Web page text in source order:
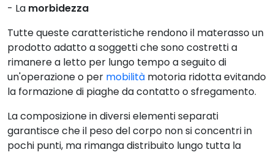
- La morbidezza
Tutte queste caratteristiche rendono il materasso un
prodotto adatto a soggetti che sono costretti a
rimanere a letto per lungo tempo a seguito di
un'operazione o per mobilità motoria ridotta evitando
la formazione di piaghe da contatto o sfregamento.
La composizione in diversi elementi separati
garantisce che il peso del corpo non si concentri in
pochi punti, ma rimanga distribuito lungo tutta la